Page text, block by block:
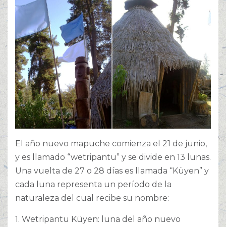
El año nuevo mapuche comienza el 21 de junio,
y es llamado “wetripantu” y se divide en 13 lunas.
Una vuelta de 27 o 28 días es llamada “Küyen” y
cada luna representa un período de la
naturaleza del cual recibe su nombre:
1. Wetripantu Küyen: luna del año nuevo